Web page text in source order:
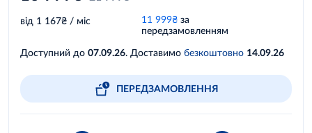
від 1 167₴ / міс 11 999₴ за
передзамовленням
Доступний до 07.09.26. Доставимо безкоштовно 14.09.26
ПЕРЕДЗАМОВЛЕННЯ